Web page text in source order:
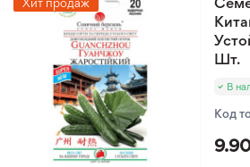
Шт.
В
Код